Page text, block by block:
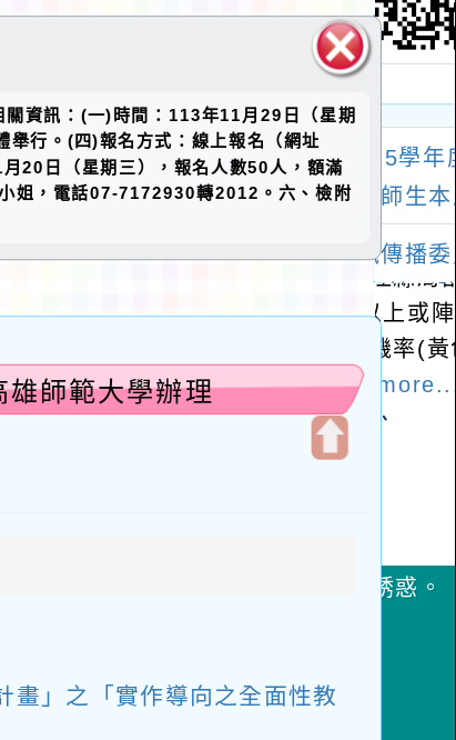
塊
資訊：(一)時間：113年11月29日（星期
行。(四)報名方式：線上報名（網址
日（星期三），報名人數50人，額滿
姐，電話07-7172930轉2012。六、檢附
雄師範大學辦理
畫」之「實作導向之全面性教